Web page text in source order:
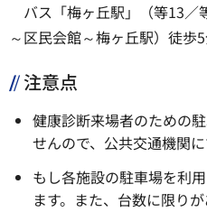
バス「梅ヶ丘駅」（等13
～区民会館～梅ヶ丘駅）徒歩
注意点
健康診断来場者のための
せんので、公共交通機関に
もし各施設の駐車場を利
ます。また、台数に限りが